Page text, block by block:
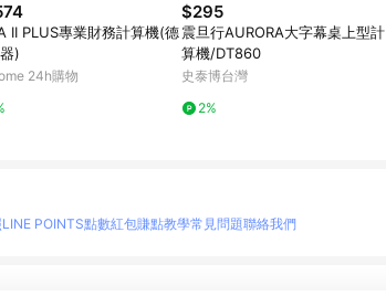
II PLUS專業財務計算機(德
)
24h購物
$295
震旦行AURORA大字幕桌上型計
算機/DT860
史泰博台灣
2%
LINE POINTS點數紅包賺點教學常見問題聯絡我們